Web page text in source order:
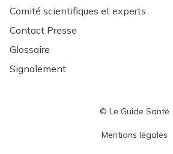
Comité scientifiques et experts
Contact Presse
Glossaire
Signalement
© Le Guide Santé
Menu
Mentions légales